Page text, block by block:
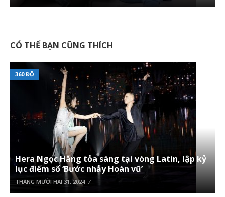
CÓ THỂ BẠN CŨNG THÍCH
360 ĐỘ
Hera Ngọc Hằng tỏa sáng tại vòng Latin, lập kỷ
lục điểm số ‘Bước nhảy Hoàn vũ’
THÁNG MƯỜI HAI 31, 2024